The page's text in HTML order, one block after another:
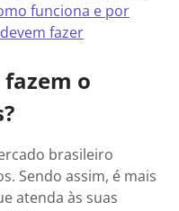
funciona e por
fazer
o
brasileiro
Sendo assim, é mais
atenda às suas